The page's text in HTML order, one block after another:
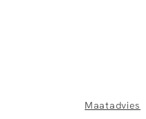
Maatadvies